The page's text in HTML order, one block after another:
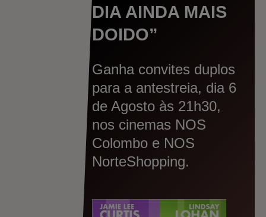
:
DIA AINDA MAIS
DOIDO”
Ganha convites duplos
para a antestreia, dia 6
de Agosto às 21h30,
nos cinemas NOS
Colombo e NOS
NorteShopping.